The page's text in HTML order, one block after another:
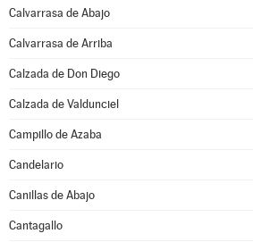
Calvarrasa de Abajo
Calvarrasa de Arriba
Calzada de Don Diego
Calzada de Valdunciel
Campillo de Azaba
Candelario
Canillas de Abajo
Cantagallo